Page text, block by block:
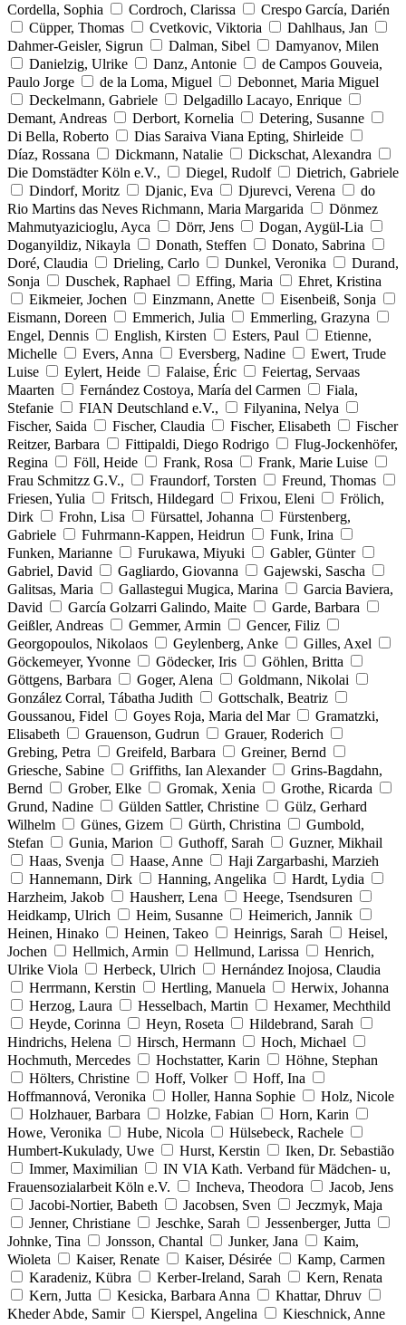
Cordella, Sophia
Cordroch, Clarissa
Crespo García, Darién
Cüpper, Thomas
Cvetkovic, Viktoria
Dahlhaus, Jan
Dahmer-Geisler, Sigrun
Dalman, Sibel
Damyanov, Milen
Danielzig, Ulrike
Danz, Antonie
de Campos Gouveia,
Paulo Jorge
de la Loma, Miguel
Debonnet, Maria Miguel
Deckelmann, Gabriele
Delgadillo Lacayo, Enrique
Demant, Andreas
Derbort, Kornelia
Detering, Susanne
Di Bella, Roberto
Dias Saraiva Viana Epting, Shirleide
Díaz, Rossana
Dickmann, Natalie
Dickschat, Alexandra
Die Domstädter Köln e.V.,
Diegel, Rudolf
Dietrich, Gabriele
Dindorf, Moritz
Djanic, Eva Djurevci, Verena
do
Rio Martins das Neves Richmann, Maria Margarida
Dönmez
Mahmutyazicioglu, Ayca
Dörr, Jens
Dogan, Aygül-Lia
Doganyildiz, Nikayla
Donath, Steffen
Donato, Sabrina
Doré, Claudia
Drieling, Carlo Dunkel, Veronika
Durand,
Sonja
Duschek, Raphael Effing, Maria
Ehret, Kristina
Eikmeier, Jochen
Einzmann, Anette
Eisenbeiß, Sonja
Eismann, Doreen
Emmerich, Julia
Emmerling, Grazyna
Engel, Dennis
English, Kirsten Esters, Paul
Etienne,
Michelle
Evers, Anna Eversberg, Nadine
Ewert, Trude
Luise
Eylert, Heide Falaise, Éric
Feiertag, Servaas
Maarten
Fernández Costoya, María del Carmen
Fiala,
Stefanie
FIAN Deutschland e.V.,
Filyanina, Nelya
Fischer, Saida
Fischer, Claudia Fischer, Elisabeth
Fischer
Reitzer, Barbara
Fittipaldi, Diego Rodrigo
Flug-Jockenhöfer,
Regina
Föll, Heide Frank, Rosa
Frank, Marie Luise
Frau Schmitzz G.V.,
Fraundorf, Torsten
Freund, Thomas
Friesen, Yulia
Fritsch, Hildegard Frixou, Eleni
Frölich,
Dirk
Frohn, Lisa Fürsattel, Johanna
Fürstenberg,
Gabriele
Fuhrmann-Kappen, Heidrun
Funk, Irina
Funken, Marianne
Furukawa, Miyuki
Gabler, Günter
Gabriel, David
Gagliardo, Giovanna
Gajewski, Sascha
Galitsas, Maria
Gallastegui Mugica, Marina
Garcia Baviera,
David
García Golzarri Galindo, Maite
Garde, Barbara
Geißler, Andreas
Gemmer, Armin
Gencer, Filiz
Georgopoulos, Nikolaos
Geylenberg, Anke
Gilles, Axel
Göckemeyer, Yvonne
Gödecker, Iris
Göhlen, Britta
Göttgens, Barbara
Goger, Alena
Goldmann, Nikolai
González Corral, Tábatha Judith
Gottschalk, Beatriz
Goussanou, Fidel
Goyes Roja, Maria del Mar
Gramatzki,
Elisabeth
Grauenson, Gudrun
Grauer, Roderich
Grebing, Petra
Greifeld, Barbara
Greiner, Bernd
Griesche, Sabine
Griffiths, Ian Alexander
Grins-Bagdahn,
Bernd
Grober, Elke Gromak, Xenia
Grothe, Ricarda
Grund, Nadine
Gülden Sattler, Christine
Gülz, Gerhard
Wilhelm
Günes, Gizem Gürth, Christina
Gumbold,
Stefan
Gunia, Marion Guthoff, Sarah
Guzner, Mikhail
Haas, Svenja
Haase, Anne
Haji Zargarbashi, Marzieh
Hannemann, Dirk
Hanning, Angelika
Hardt, Lydia
Harzheim, Jakob
Hausherr, Lena
Heege, Tsendsuren
Heidkamp, Ulrich
Heim, Susanne
Heimerich, Jannik
Heinen, Hinako
Heinen, Takeo Heinrigs, Sarah
Heisel,
Jochen
Hellmich, Armin Hellmund, Larissa
Henrich,
Ulrike Viola
Herbeck, Ulrich
Hernández Inojosa, Claudia
Herrmann, Kerstin
Hertling, Manuela
Herwix, Johanna
Herzog, Laura
Hesselbach, Martin
Hexamer, Mechthild
Heyde, Corinna
Heyn, Roseta
Hildebrand, Sarah
Hindrichs, Helena
Hirsch, Hermann
Hoch, Michael
Hochmuth, Mercedes
Hochstatter, Karin
Höhne, Stephan
Hölters, Christine
Hoff, Volker
Hoff, Ina
Hoffmannová, Veronika
Holler, Hanna Sophie
Holz, Nicole
Holzhauer, Barbara
Holzke, Fabian
Horn, Karin
Howe, Veronika
Hube, Nicola
Hülsebeck, Rachele
Humbert-Kukulady, Uwe
Hurst, Kerstin
Iken, Dr. Sebastião
Immer, Maximilian
IN VIA Kath. Verband für Mädchen- u,
Frauensozialarbeit Köln e.V.
Incheva, Theodora
Jacob, Jens
Jacobi-Nortier, Babeth
Jacobsen, Sven
Jeczmyk, Maja
Jenner, Christiane
Jeschke, Sarah
Jessenberger, Jutta
Johnke, Tina
Jonsson, Chantal Junker, Jana
Kaim,
Wioleta
Kaiser, Renate Kaiser, Désirée
Kamp, Carmen
Karadeniz, Kübra
Kerber-Ireland, Sarah
Kern, Renata
Kern, Jutta
Kesicka, Barbara Anna
Khattar, Dhruv
Kheder Abde, Samir
Kierspel, Angelina
Kieschnick, Anne